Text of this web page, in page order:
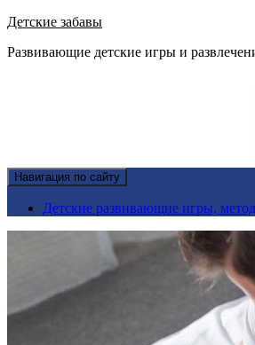
Детские забавы
Развивающие детские игры и
Навигация по сайту
Детские развивающие игры,